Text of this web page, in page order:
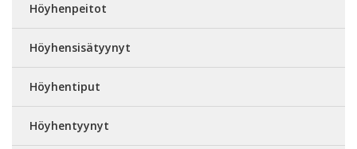
Höyhenpeitot
Höyhensisätyynyt
Höyhentiput
Höyhentyynyt